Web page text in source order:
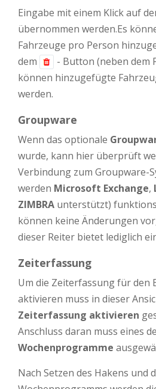
Eingabe mit einem Klick auf
übernommen werden.Es
Fahrzeuge pro Person
dem
- Button (neben dem
können hinzugefügte
werden.
Groupware
Wenn das optionale
wurde, kann hier überprüft
Verbindung zum Groupware-
werden Microsoft Exchange,
ZIMBRA unterstützt)
können keine Änderungen
dieser Reiter bietet lediglich
Zeiterfassung
Um die Zeiterfassung für den
aktivieren muss in dieser
Zeiterfassung aktivieren
Anschluss daran muss eines
Wochenprogramme
Nach Setzen des Hakens und